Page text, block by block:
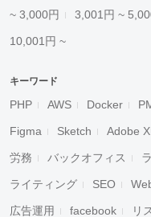
~ 3,000円 3,001円 ~
10,001円 ~
キーワード
PHP AWS Docker
Figma Sketch Adobe
労務 バックオフィス
ライティング SEO
広告運用 facebook リ